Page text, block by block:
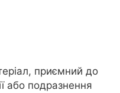
приємний до
або подразнення